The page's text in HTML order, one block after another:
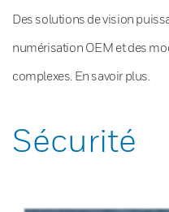
Des solutions de vision
numérisation OEM et des
complexes. En savoir plus.
Sécurité